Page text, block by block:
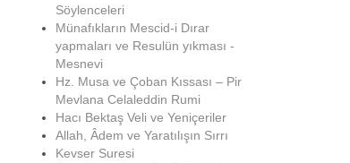
Söylenceleri
Münafıkların Mescid-i Dırar
yapmaları ve Resulün yıkması -
Mesnevi
Hz. Musa ve Çoban Kıssası – Pir
Mevlana Celaleddin Rumi
Hacı Bektaş Veli ve Yeniçeriler
Allah, Âdem ve Yaratılışın Sırrı
Kevser Suresi